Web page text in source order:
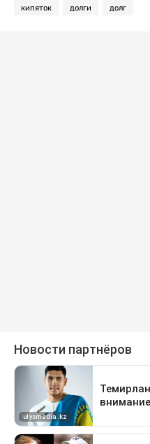
кипяток долги долг